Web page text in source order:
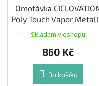
Omotávka
Poly Touch Vapor
Portimao Blue
Skladem v eshopu
860 Kč
Do košíku